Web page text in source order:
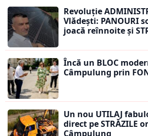
Revoluție
Vlădești: PANOURI
joacă reînnoite și
Încă un BLOC
Câmpulung prin
Un nou UTILAJ
direct pe STRĂZILE
Câmpulung